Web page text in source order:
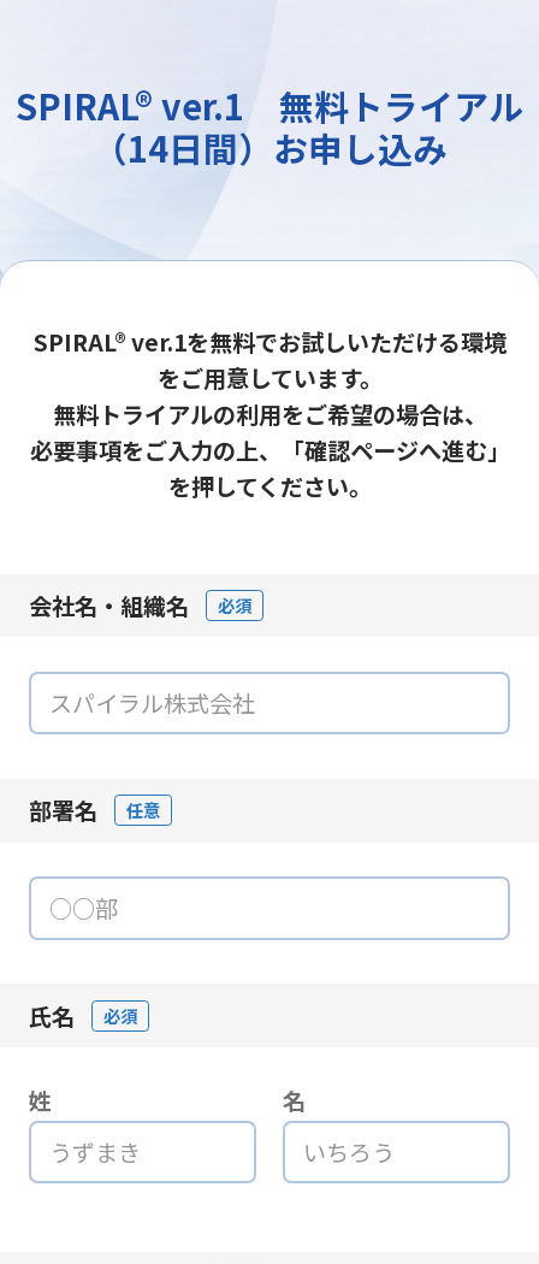
SPIRAL® ver.1 無料トライアル
（14日間）お申し込み
SPIRAL® ver.1を無料でお試しいただける環境
をご用意しています。
無料トライアルの利用をご希望の場合は、
必要事項をご入力の上、「確認ページへ進む」
を押してください。
会社名・組織名 必須
部署名 任意
氏名 必須
姓 名